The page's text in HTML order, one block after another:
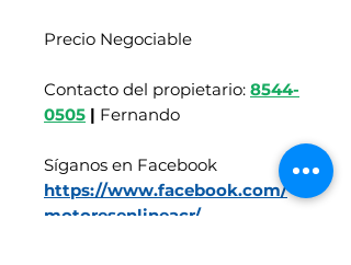
Precio Negociable
Contacto del propietario: 8544-
0505 | Fernando
Síganos en Facebook
https://www.facebook.com/
motoresenlineacr/